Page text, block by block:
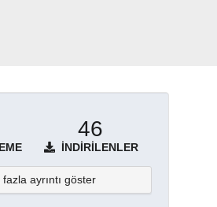
46
İNDIRILENLER
fazla ayrıntı göster